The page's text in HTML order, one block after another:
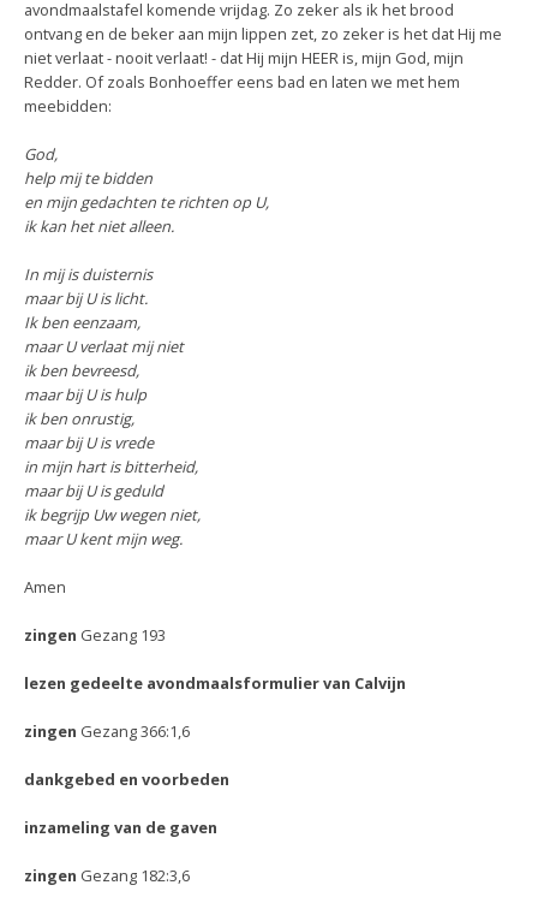
avondmaalstafel komende vrijdag. Zo zeker als ik het brood
ontvang en de beker aan mijn lippen zet, zo zeker is het dat Hij me
niet verlaat - nooit verlaat! - dat Hij mijn HEER is, mijn God, mijn
Redder. Of zoals Bonhoeffer eens bad en laten we met hem
meebidden:
God,
help mij te bidden
en mijn gedachten te richten op U,
ik kan het niet alleen.
In mij is duisternis
maar bij U is licht.
Ik ben eenzaam,
maar U verlaat mij niet
ik ben bevreesd,
maar bij U is hulp
ik ben onrustig,
maar bij U is vrede
in mijn hart is bitterheid,
maar bij U is geduld
ik begrijp Uw wegen niet,
maar U kent mijn weg.
Amen
zingen Gezang 193
lezen gedeelte avondmaalsformulier van Calvijn
zingen Gezang 366:1,6
dankgebed en voorbeden
inzameling van de gaven
zingen Gezang 182:3,6